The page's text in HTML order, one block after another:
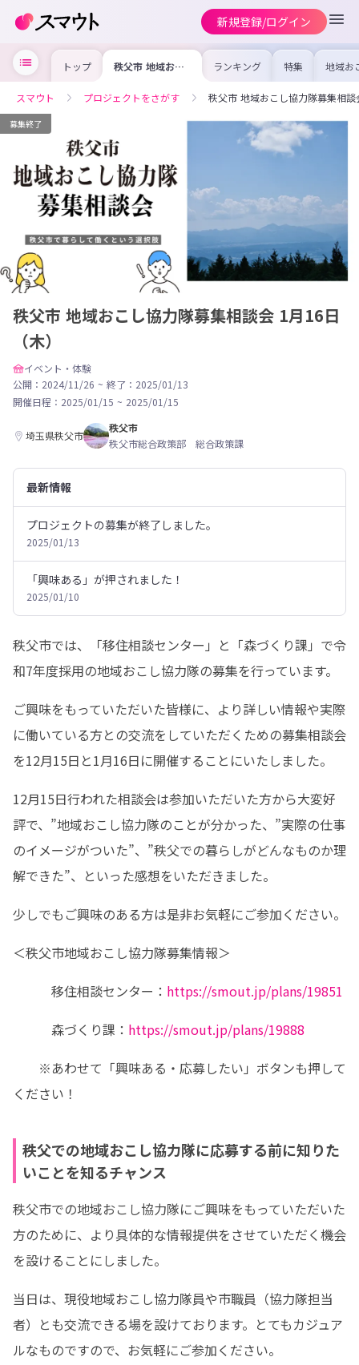
新規登録/ログイン
トップ 秩父市 地域おこ
し協力隊募集相談
（木）
ランキング 特集 地域お
の求
を集め
事内容
を比較
けよう
スマウト プロジェクトをさがす 秩父市 地域おこし協力隊募集相
募集終了
秩父市 地域おこし協力隊募集相談会 1月16日
（木）
イベント・体験
公開：2024/11/26 ~ 終了：2025/01/13
開催日程： 2025/01/15 ~ 2025/01/15
埼玉県秩父市
秩父市
秩父市総合政策部 総合政策課
最新情報
プロジェクトの募集が終了しました。
2025/01/13
「興味ある」が押されました！
2025/01/10
秩父市では、「移住相談センター」と「森づくり課」で令
和7年度採用の地域おこし協力隊の募集を行っています。
ご興味をもっていただいた皆様に、より詳しい情報や実際
に働いている方との交流をしていただくための募集相談会
を12月15日と1月16日に開催することにいたしました。
12月15日行われた相談会は参加いただいた方から大変好
評で、”地域おこし協力隊のことが分かった、”実際の仕事
のイメージがついた”、”秩父での暮らしがどんなものか理
解できた”、といった感想をいただきました。
少しでもご興味のある方は是非お気軽にご参加ください。
＜秩父市地域おこし協力隊募集情報＞
移住相談センター： https://smout.jp/plans/19851
森づくり課： https://smout.jp/plans/19888
※あわせて「興味ある・応募したい」ボタンも押して
ください！
秩父での地域おこし協力隊に応募する前に知りた
いことを知るチャンス
秩父市での地域おこし協力隊にご興味をもっていただいた
方のために、より具体的な情報提供をさせていただく機会
を設けることにしました。
当日は、現役地域おこし協力隊員や市職員（協力隊担当
者）とも交流できる場を設けております。とてもカジュア
ルなものですので、お気軽にご参加ください。